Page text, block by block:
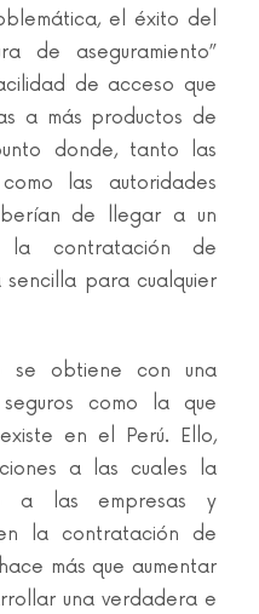
el éxito del
de aseguramiento”
de acceso que
a más productos de
donde, tanto las
las autoridades
de llegar a un
contratación de
para cualquier
se obtiene con una
como la que
en el Perú. Ello,
a las cuales la
a las empresas y
la contratación de
más que aumentar
una verdadera e